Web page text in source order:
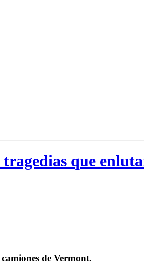
que
de Vermont.